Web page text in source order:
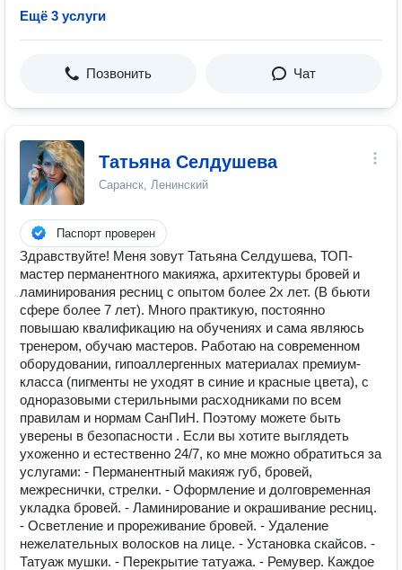
Ещё 3 услуги
Позвонить Чат
Татьяна Селдушева
Саранск, Ленинский
Паспорт проверен
Здравствуйте! Меня зовут Татьяна Селдушева, ТОП-
мастер перманентного макияжа, архитектуры бровей и
ламинирования ресниц с опытом более 2х лет. (В бьюти
сфере более 7 лет). Много практикую, постоянно
повышаю квалификацию на обучениях и сама являюсь
тренером, обучаю мастеров. Работаю на современном
оборудовании, гипоаллергенных материалах премиум-
класса (пигменты не уходят в синие и красные цвета), с
одноразовыми стерильными расходниками по всем
правилам и нормам СанПиН. Поэтому можете быть
уверены в безопасности . Если вы хотите выглядеть
ухоженно и естественно 24/7, ко мне можно обратиться за
услугами: - Перманентный макияж губ, бровей,
межреснички, стрелки. - Оформление и долговременная
укладка бровей. - Ламинирование и окрашивание ресниц.
- Осветление и прореживание бровей. - Удаление
нежелательных волосков на лице. - Установка скайсов. -
Татуаж мушки. - Перекрытие татуажа. - Ремувер. Каждое